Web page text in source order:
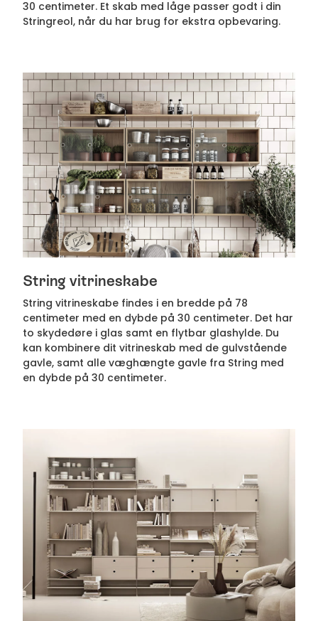
30 centimeter. Et skab med låge passer godt i din
Stringreol, når du har brug for ekstra opbevaring.
String vitrineskabe
String vitrineskabe findes i en bredde på 78
centimeter med en dybde på 30 centimeter. Det har
to skydedøre i glas samt en flytbar glashylde. Du
kan kombinere dit vitrineskab med de gulvstående
gavle, samt alle væghængte gavle fra String med
en dybde på 30 centimeter.